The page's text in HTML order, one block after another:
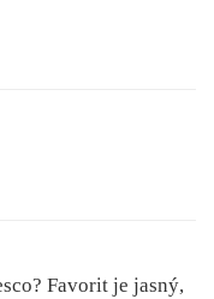
Favorit je jasný,